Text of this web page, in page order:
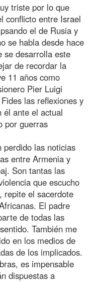
triste por lo que
conflicto entre Israel
el de Rusia y
se habla desde hace
se desarrolla este
de recordar la
11 años como
Pier Luigi
las reflexiones y
él ante el actual
por guerras
perdido las noticias
entre Armenia y
Son tantas las
que escucho
repite el sacerdote
El padre
de todas las
También me
en los medios de
de los implicados.
es impensable
dispuestas a